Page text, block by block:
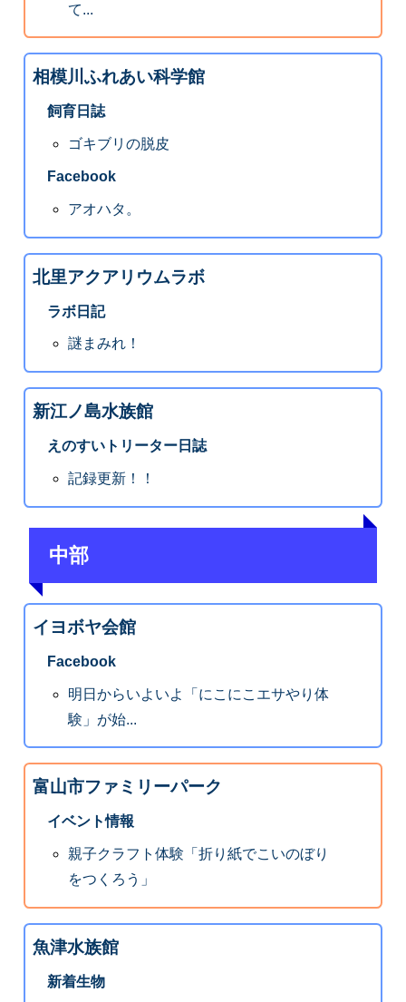
て...
相模川ふれあい科学館
飼育日誌
ゴキブリの脱皮
Facebook
アオハタ。
北里アクアリウムラボ
ラボ日記
謎まみれ！
新江ノ島水族館
えのすいトリーター日誌
記録更新！！
中部
イヨボヤ会館
Facebook
明日からいよいよ「にこにこエサやり体
験」が始...
富山市ファミリーパーク
イベント情報
親子クラフト体験「折り紙でこいのぼり
をつくろう」
魚津水族館
新着生物